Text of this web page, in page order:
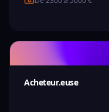
Acheteur.euse